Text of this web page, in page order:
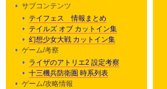
サブコンテンツ
テイフェス 情報まとめ
テイルズ オブ カットイン集
幻想少女大戦 カットイン集
ゲーム/考察
ライザのアトリエ2 設定考察
十三機兵防衛圏 時系列表
ゲーム/攻略情報